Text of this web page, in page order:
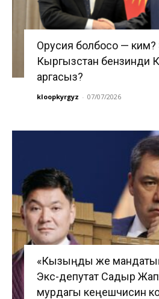
Орусия болбосо — ким?
Кыргызстан бензинди
аргасыз?
kloopkyrgyz - 07/07/2026
«Кызыңды же
Экс-депутат Садыр
мурдагы кеңешчисин